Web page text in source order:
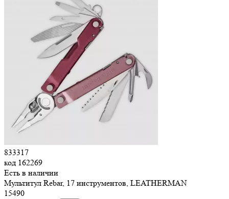
833317
код 162269
Есть в наличии
Мультитул Rebar, 17 инструментов, LEATHERMAN
15490